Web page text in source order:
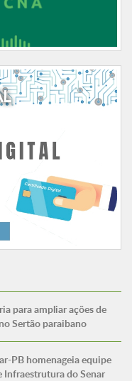
para ampliar ações de
Sertão paraibano
PB homenageia equipe
Infraestrutura do Senar